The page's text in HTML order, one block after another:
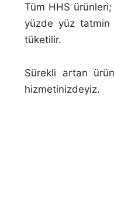
Tüm HHS
yüzde yüz
tüketilir.
Sürekli artan
hizmetinizdeyiz.